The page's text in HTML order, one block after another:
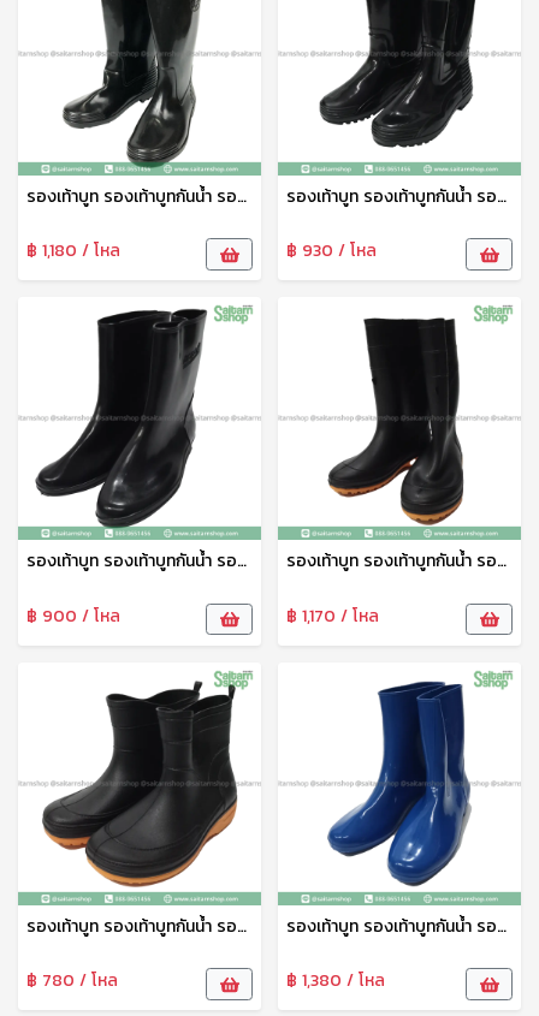
รองเท้าบูท รองเท้าบูทกันน้ำ รองเท้าทำสวน รองเท้าบูทสูง 14 นิ้ว No.A1090 arrow star
฿ 1,180 / โหล
รองเท้าบูท รองเท้าบูทกันน้ำ รองเท้าทำสวน รองเท้าบูทสูง 12.5 นิ้ว สีดำ No.A3000 arrow star
฿ 930 / โหล
รองเท้าบูท รองเท้าบูทกันน้ำ รองเท้าทำสวน รองเท้าบูทสูง 9.5 นิ้ว สีดำ No.A4000 arrow star
฿ 900 / โหล
รองเท้าบูท รองเท้าบูทกันน้ำ รองเท้าทำสวน รองเท้าบูทสูง 12 นิ้ว สีดำ No.A991 arrow star
฿ 1,170 / โหล
รองเท้าบูท รองเท้าบูทกันน้ำ รองเท้าทำสวน รองเท้าบูทสูง 7 นิ้ว สีดำ No.A555 arrow star
฿ 780 / โหล
รองเท้าบูท รองเท้าบูทกันน้ำ รองเท้าทำสวน รองเท้าบูทสูง 9.5 นิ้ว คละสี No.A3000 arrow star
฿ 1,380 / โหล